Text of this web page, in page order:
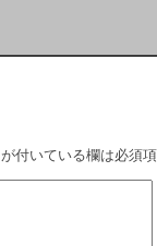
が付いている欄は必須